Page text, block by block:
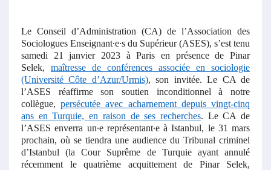
Le Conseil d’Administration (CA) de l’Association des
Sociologues Enseignant∙e∙s du Supérieur (ASES), s’est tenu
samedi 21 janvier 2023 à Paris en présence de Pinar
Selek, maîtresse de conférences associée en sociologie
(Université Côte d’Azur/Urmis), son invitée. Le CA de
l’ASES réaffirme son soutien inconditionnel à notre
collègue,persécutée avec acharnement depuis vingt-cinq
ans en Turquie, en raison de ses recherches. Le CA de
l’ASES enverra un∙e représentant∙e à Istanbul, le 31 mars
prochain, où se tiendra une audience du Tribunal criminel
d’Istanbul (la Cour Suprême de Turquie ayant annulé
récemment le quatrième acquittement de Pinar Selek,